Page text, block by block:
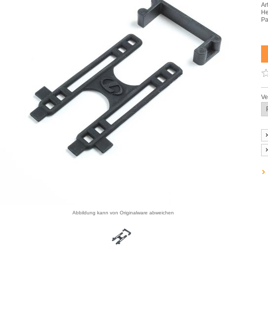
Abbildung kann von Originalware abweichen